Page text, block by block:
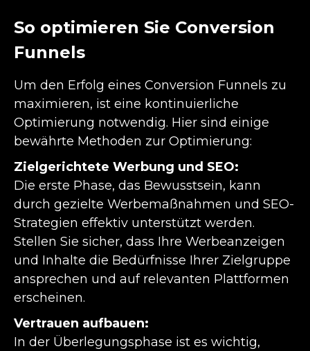
So optimieren Sie Conversion
Funnels
Um den Erfolg eines Conversion Funnels zu
maximieren, ist eine kontinuierliche
Optimierung notwendig. Hier sind einige
bewährte Methoden zur Optimierung:
Zielgerichtete Werbung und SEO:
Die erste Phase, das Bewusstsein, kann
durch gezielte Werbemaßnahmen und SEO-
Strategien effektiv unterstützt werden.
Stellen Sie sicher, dass Ihre Werbeanzeigen
und Inhalte die Bedürfnisse Ihrer Zielgruppe
ansprechen und auf relevanten Plattformen
erscheinen.
Vertrauen aufbauen:
In der Überlegungsphase ist es wichtig,